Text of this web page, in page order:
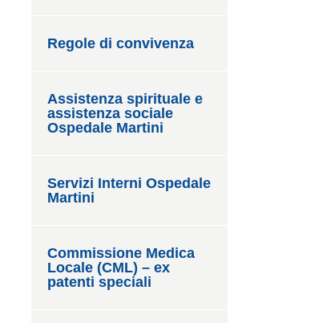
Regole di convivenza
Assistenza spirituale e
assistenza sociale
Ospedale Martini
Servizi Interni Ospedale
Martini
Commissione Medica
Locale (CML) – ex
patenti speciali